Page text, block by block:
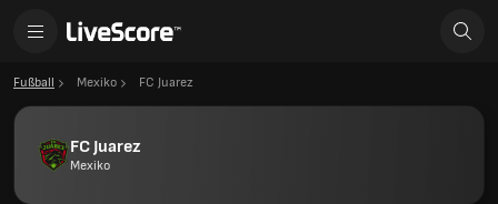
Fußball Mexiko FC Juarez
FC Juarez
Mexiko